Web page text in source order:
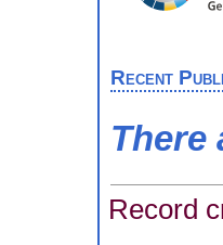
Recent
There
Record